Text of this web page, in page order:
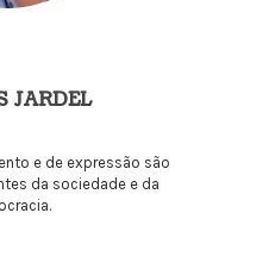
JARDEL
e de expressão são
da sociedade e da